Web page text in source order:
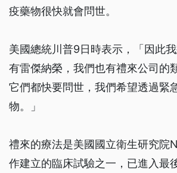
疫藥物很快就會問世。
美國總統川普9日時表示，「因此
有雷傑納榮，我們也有禮來公司的
它們都快要問世，我們希望透過緊
物。」
禮來的療法是美國國立衛生研究院
作建立的臨床試驗之一，已進入最